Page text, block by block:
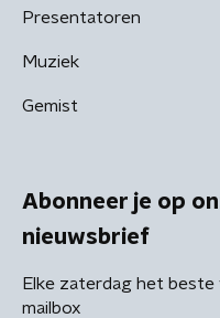
Presentatoren
Muziek
Gemist
Abonneer je op
nieuwsbrief
Elke zaterdag het beste
mailbox